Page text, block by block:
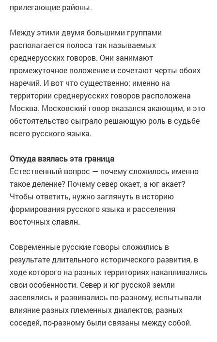
прилегающие районы.
Между этими двумя большими группами
располагается полоса так называемых
среднерусских говоров. Они занимают
промежуточное положение и сочетают черты обоих
наречий. И вот что существенно: именно на
территории среднерусских говоров расположена
Москва. Московский говор оказался акающим, и это
обстоятельство сыграло решающую роль в судьбе
всего русского языка.
Откуда взялась эта граница
Естественный вопрос — почему сложилось именно
такое деление? Почему север окает, а юг акает?
Чтобы ответить, нужно заглянуть в историю
формирования русского языка и расселения
восточных славян.
Современные русские говоры сложились в
результате длительного исторического развития, в
ходе которого на разных территориях накапливались
свои особенности. Север и юг русской земли
заселялись и развивались по-разному, испытывали
влияние разных племенных диалектов, разных
соседей, по-разному были связаны между собой.